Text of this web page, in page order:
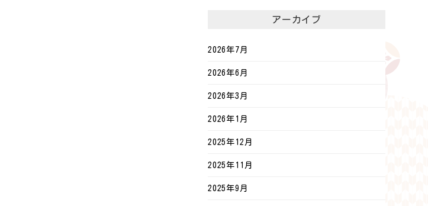
アーカイブ
2026年7月
2026年6月
2026年3月
2026年1月
2025年12月
2025年11月
2025年9月